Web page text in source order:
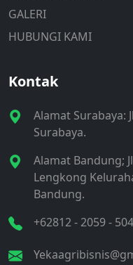
GALERI
HUBUNGI KAMI
Kontak
Alamat Surabaya:
Surabaya.
Alamat Bandung;
Lengkong
Bandung.
+62812 - 2059 -